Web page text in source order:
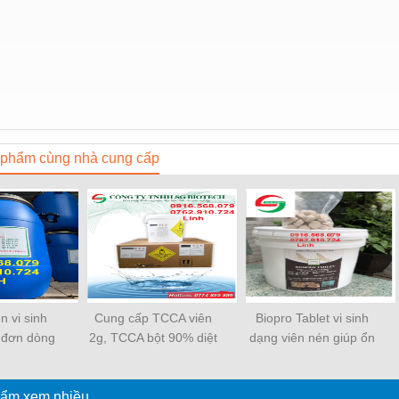
cùng nhà cung cấp
vi sinh
dòng
Cung cấp TCCA viên
2g, TCCA bột 90% diệt
Biopro Tablet vi sinh
dạng viên nén giúp ổn